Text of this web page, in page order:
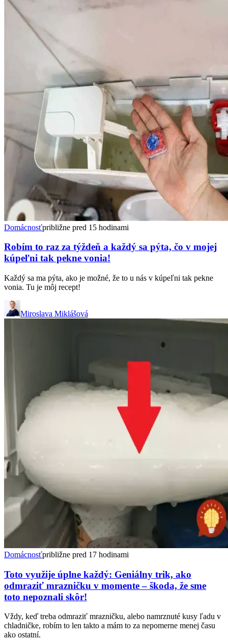
Domácnosťpribližne pred 15 hodinami
Robím to raz za týždeň a každý sa pýta, čo v mojej
kúpeľni tak pekne vonia!
Každý sa ma pýta, ako je možné, že to u nás v kúpeľni tak pekne
vonia. Tu je môj recept!
Miroslava Miklášová
Domácnosťpribližne pred 17 hodinami
Toto využije úplne každý: Geniálny trik, ako
odmraziť mrazničku v momente – škoda, že sme
toto nepoznali skôr!
Vždy, keď treba odmraziť mrazničku, alebo namrznuté kusy ľadu v
chladničke, robím to len takto a mám to za nepomerne menej času
ako ostatní.